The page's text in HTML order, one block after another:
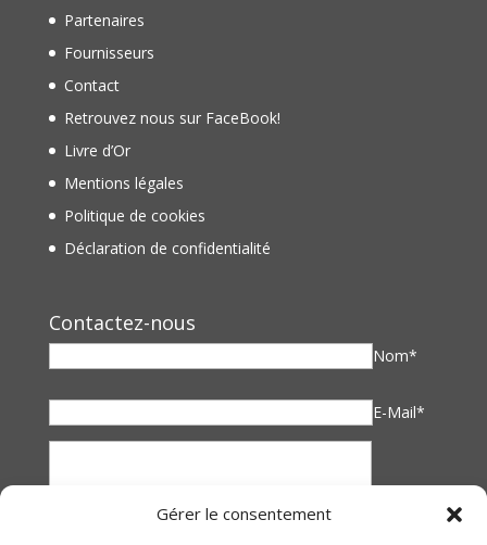
Gérer le consentement
Partenaires
Fournisseurs
Contact
Retrouvez nous sur FaceBook!
Livre d’Or
Mentions légales
Politique de cookies
Déclaration de confidentialité
Contactez-nous
Nom*
E-Mail*